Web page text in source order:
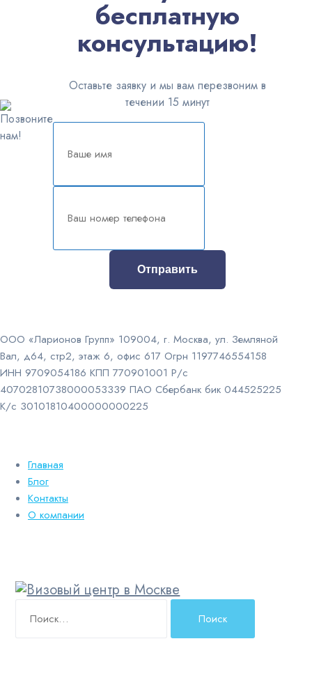
бесплатную
консультацию!
Оставьте заявку и мы вам перезвоним в
течении 15 минут
Отправить
ООО «Ларионов Групп» 109004, г. Москва, ул. Земляной
Вал, д64, стр2, этаж 6, офис 617 Огрн 1197746554158
ИНН 9709054186 КПП 770901001 Р/с
40702810738000053339 ПАО Сбербанк бик 044525225
К/с 30101810400000000225
Главная
Блог
Контакты
О компании